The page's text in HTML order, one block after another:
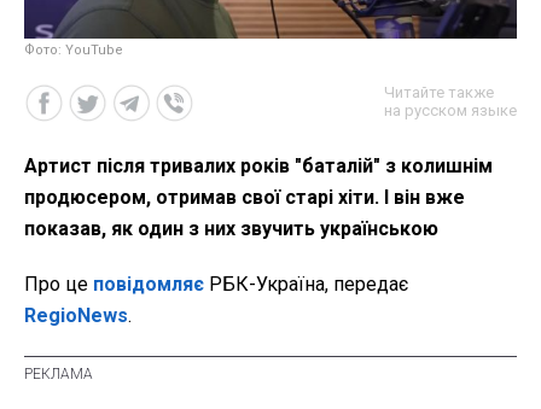
Фото: YouTube
Читайте также
на русском языке
Артист після тривалих років "баталій" з колишнім
продюсером, отримав свої старі хіти. І він вже
показав, як один з них звучить українською
Про це повідомляє РБК-Україна, передає
RegioNews.